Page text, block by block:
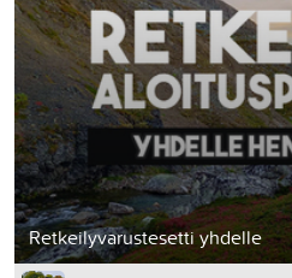
Retkeilyvarustesetti yhdelle